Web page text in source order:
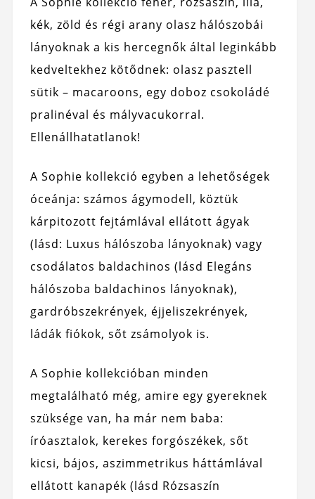
kék, zöld és régi arany olasz hálószobái
lányoknak a kis hercegnők által leginkább
kedveltekhez kötődnek: olasz pasztell
sütik – macaroons, egy doboz csokoládé
pralinéval és mályvacukorral.
Ellenállhatatlanok!
A Sophie kollekció egyben a lehetőségek
óceánja: számos ágymodell, köztük
kárpitozott fejtámlával ellátott ágyak
(lásd: Luxus hálószoba lányoknak) vagy
csodálatos baldachinos (lásd Elegáns
hálószoba baldachinos lányoknak),
gardróbszekrények, éjjeliszekrények,
ládák fiókok, sőt zsámolyok is.
A Sophie kollekcióban minden
megtalálható még, amire egy gyereknek
szüksége van, ha már nem baba:
íróasztalok, kerekes forgószékek, sőt
kicsi, bájos, aszimmetrikus háttámlával
ellátott kanapék (lásd Rózsaszín